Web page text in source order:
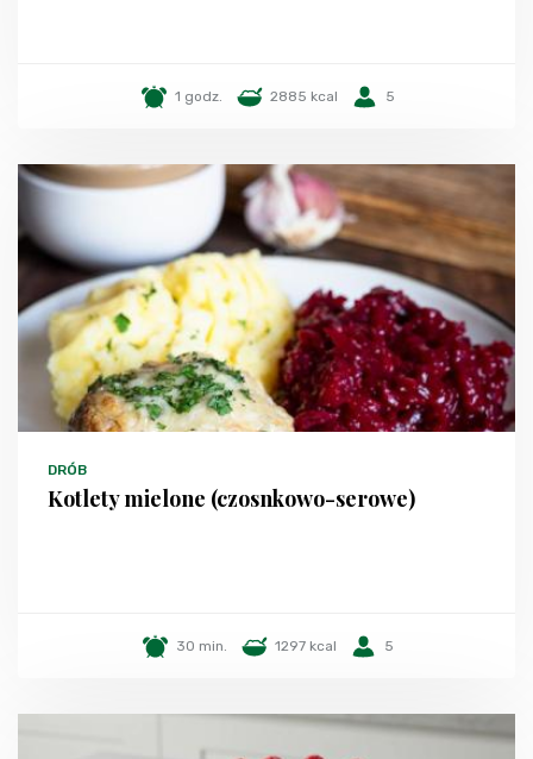
1 godz. 2885 kcal 5
DRÓB
Kotlety mielone (czosnkowo-serowe)
30 min. 1297 kcal 5